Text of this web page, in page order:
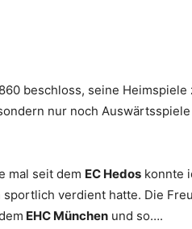
beschloss, seine Heimspiele
nur noch
mal seit dem EC Hedos konnte
verdient hatte. Die
EHC München und so….